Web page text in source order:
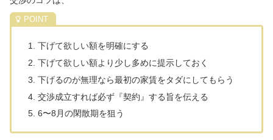
下げて欲しい額を明確にする
下げて欲しい額より少し多めに提示しておく
下げるのが無理なら最初の家賃をタダにしてもらう
交渉成立すれば必ず『契約』する旨を伝える
6〜8月の閑散期を狙う